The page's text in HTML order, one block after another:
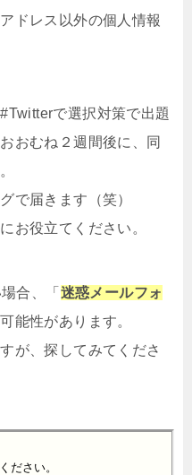
ドレス以外の個人情報
で選択対策で出題
おむね２週間後に、同
で届きます（笑）
お役立てください。
合、「 迷惑メールフォ
能性があります。
が、探してみてくださ